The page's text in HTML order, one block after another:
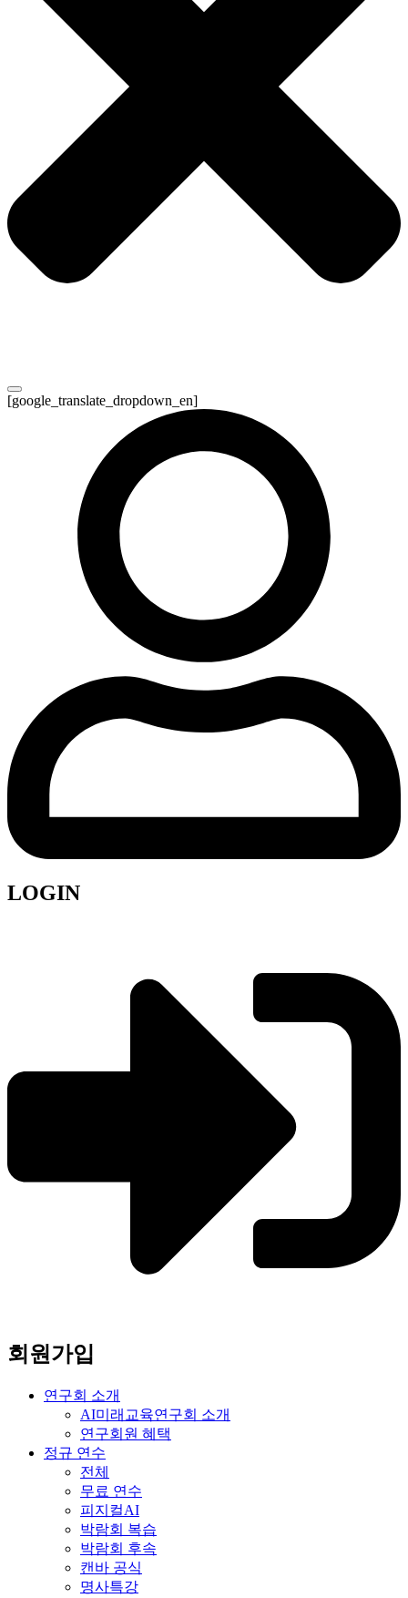
[google_translate_dropdown_en]
LOGIN
회원가입
연구회 소개
AI미래교육연구회 소개
연구회원 혜택
정규 연수
전체
무료 연수
피지컬AI
박람회 복습
박람회 후속
캔바 공식
명사특강